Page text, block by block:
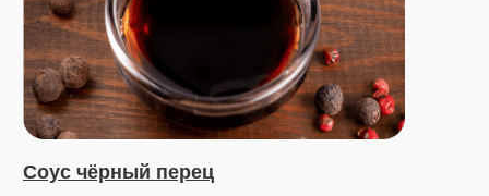
Соус чёрный перец